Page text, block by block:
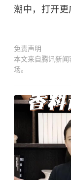
潮中，打开更
免责声明
本文来自腾讯新
场。